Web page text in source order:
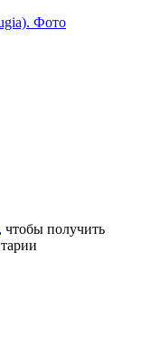
Фото
, чтобы получить